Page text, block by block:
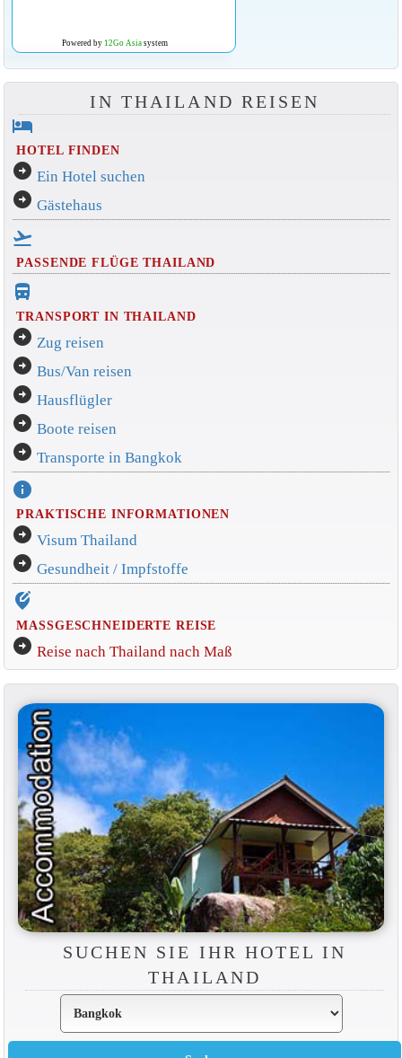
Powered by 12Go Asiasystem
IN THAILAND REISEN
hotel
HOTEL FINDEN
arrow_circle_right Ein Hotel suchen
arrow_circle_right Gästehaus
flight_takeoff
PASSENDE FLÜGE THAILAND
directions_bus_filled
TRANSPORT IN THAILAND
arrow_circle_right Zug reisen
arrow_circle_right Bus/Van reisen
arrow_circle_right Hausflügler
arrow_circle_right Boote reisen
arrow_circle_right Transporte in Bangkok
info
PRAKTISCHE INFORMATIONEN
arrow_circle_right Visum Thailand
arrow_circle_right Gesundheit / Impfstoffe
edit_location_alt
MASSGESCHNEIDERTE REISE
arrow_circle_right Reise nach Thailand nach Maß
SUCHEN SIE IHR HOTEL IN
THAILAND